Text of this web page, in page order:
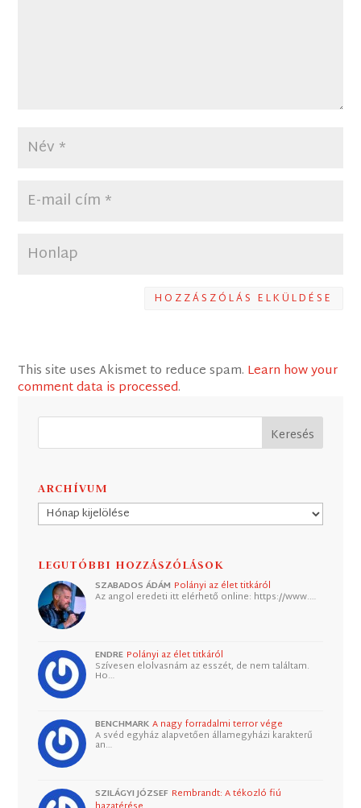
HOZZÁSZÓLÁS ELKÜLDÉSE
This site uses Akismet to reduce spam. Learn how your
comment data is processed.
ARCHÍVUM
Archívum
LEGUTÓBBI HOZZÁSZÓLÁSOK
SZABADOS ÁDÁM Polányi az élet titkáról
Az angol eredeti itt elérhető online: https://www.…
ENDRE Polányi az élet titkáról
Szívesen elolvasnám az esszét, de nem találtam.
Ho…
BENCHMARK A nagy forradalmi terror vége
A svéd egyház alapvetően államegyházi karakterű
an…
SZILÁGYI JÓZSEF Rembrandt: A tékozló fiú